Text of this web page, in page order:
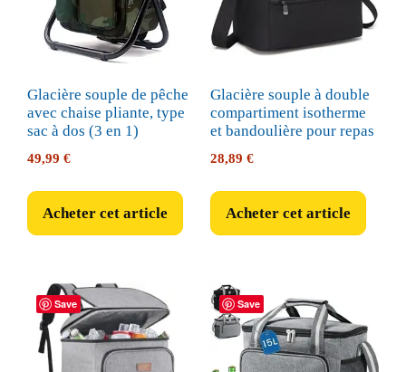
Glacière souple de pêche
avec chaise pliante, type
sac à dos (3 en 1)
49,99 €
Acheter cet article
Glacière souple à double
compartiment isotherme
et bandoulière pour repas
28,89 €
Acheter cet article
Save Save